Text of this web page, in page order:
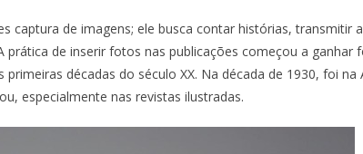
de imagens; ele busca contar histórias, transmitir
de inserir fotos nas publicações começou a ganhar
décadas do século XX. Na década de 1930, foi
especialmente nas revistas ilustradas.